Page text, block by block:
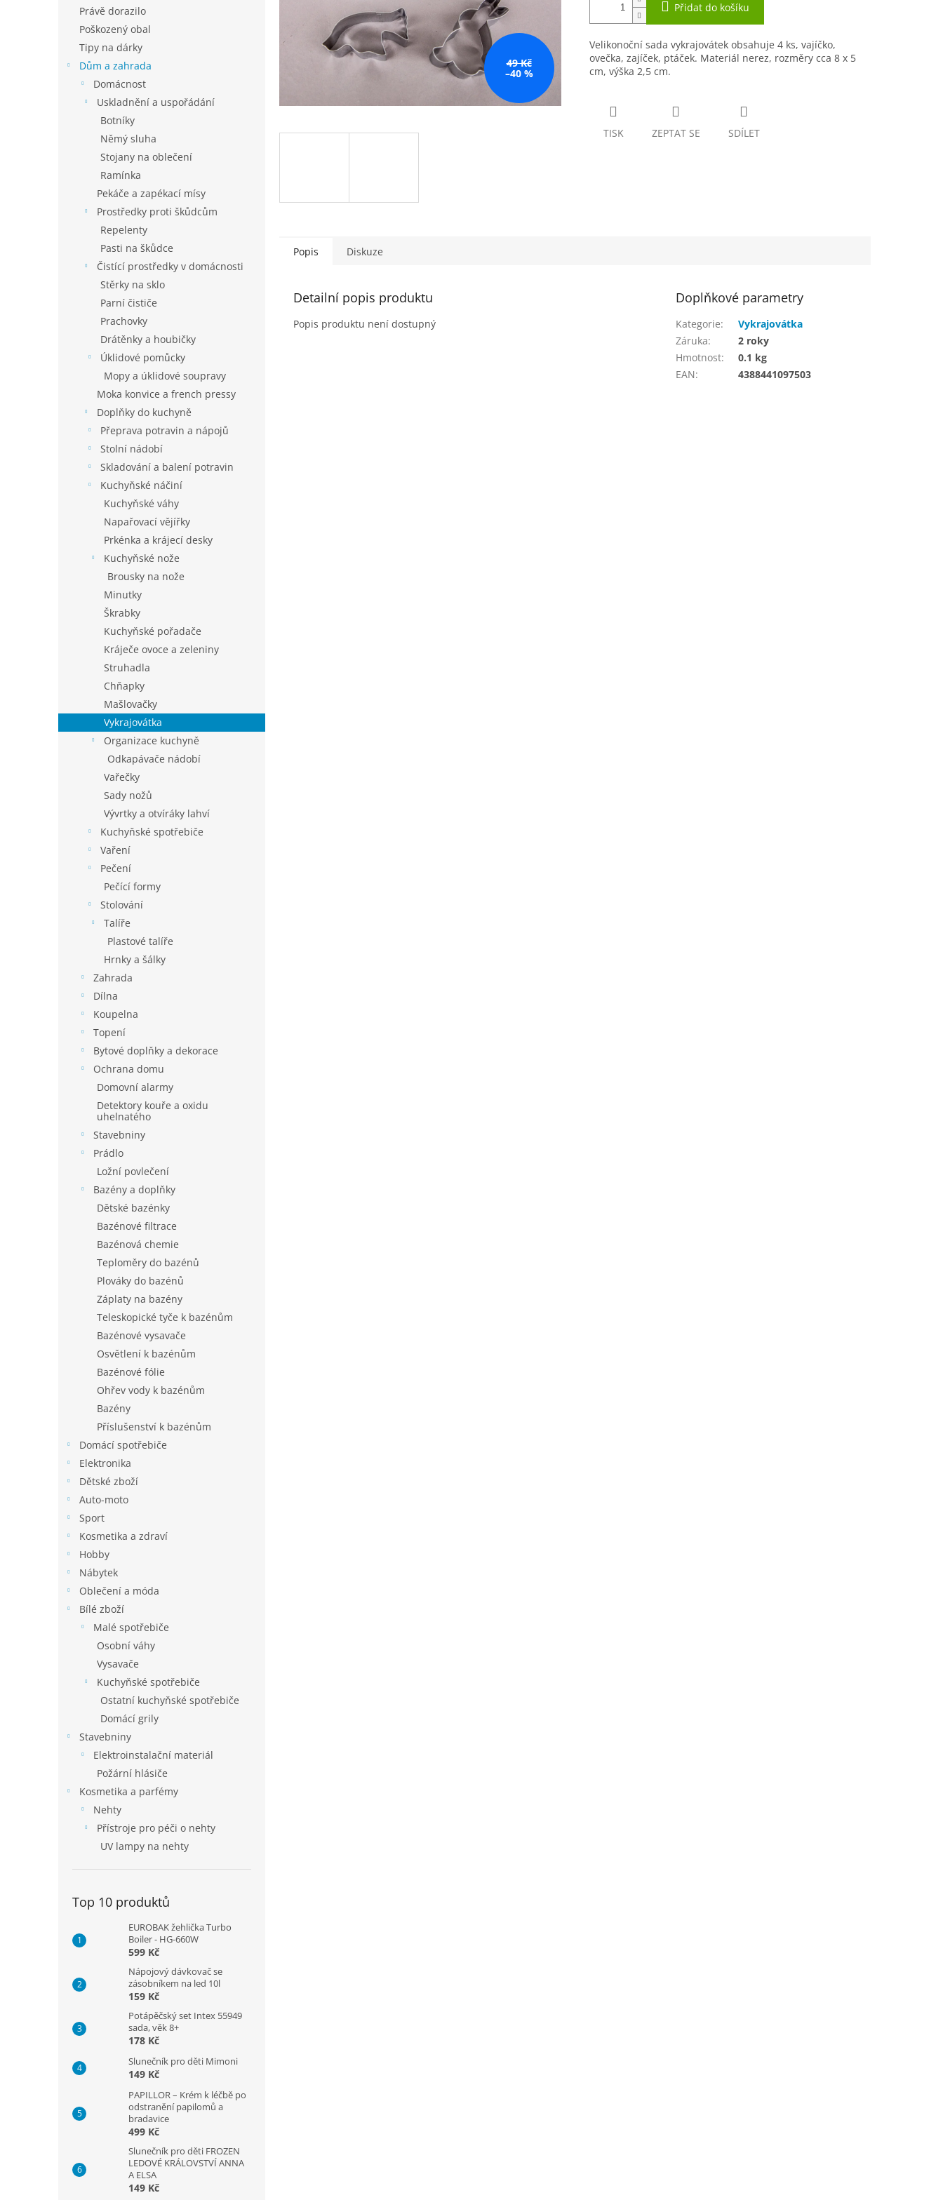
Právě dorazilo
Poškozený obal
Tipy na dárky
Dům a zahrada
Domácnost
Uskladnění a uspořádání
Botníky
Němý sluha
Stojany na oblečení
Ramínka
Pekáče a zapékací mísy
Prostředky proti škůdcům
Repelenty
Pasti na škůdce
Čistící prostředky v domácnosti
Stěrky na sklo
Parní čističe
Prachovky
Drátěnky a houbičky
Úklidové pomůcky
Mopy a úklidové soupravy
Moka konvice a french pressy
Doplňky do kuchyně
Přeprava potravin a nápojů
Stolní nádobí
Skladování a balení potravin
Kuchyňské náčiní
Kuchyňské váhy
Napařovací vějířky
Prkénka a krájecí desky
Kuchyňské nože
Brousky na nože
Minutky
Škrabky
Kuchyňské pořadače
Kráječe ovoce a zeleniny
Struhadla
Chňapky
Mašlovačky
Vykrajovátka
Organizace kuchyně
Odkapávače nádobí
Vařečky
Sady nožů
Vývrtky a otvíráky lahví
Kuchyňské spotřebiče
Vaření
Pečení
Pečící formy
Stolování
Talíře
Plastové talíře
Hrnky a šálky
Zahrada
Dílna
Koupelna
Topení
Bytové doplňky a dekorace
Ochrana domu
Domovní alarmy
Detektory kouře a oxidu
uhelnatého
Stavebniny
Prádlo
Ložní povlečení
Bazény a doplňky
Dětské bazénky
Bazénové filtrace
Bazénová chemie
Teploměry do bazénů
Plováky do bazénů
Záplaty na bazény
Teleskopické tyče k bazénům
Bazénové vysavače
Osvětlení k bazénům
Bazénové fólie
Ohřev vody k bazénům
Bazény
Příslušenství k bazénům
Domácí spotřebiče
Elektronika
Dětské zboží
Auto-moto
Sport
Kosmetika a zdraví
Hobby
Nábytek
Oblečení a móda
Bílé zboží
Malé spotřebiče
Osobní váhy
Vysavače
Kuchyňské spotřebiče
Ostatní kuchyňské spotřebiče
Domácí grily
Stavebniny
Elektroinstalační materiál
Požární hlásiče
Kosmetika a parfémy
Nehty
Přístroje pro péči o nehty
UV lampy na nehty
Top 10 produktů
EUROBAK žehlička Turbo
Boiler - HG-660W
599 Kč
Nápojový dávkovač se
zásobníkem na led 10l
159 Kč
Potápěčský set Intex 55949
sada, věk 8+
178 Kč
Slunečník pro děti Mimoni
149 Kč
PAPILLOR – Krém k léčbě po
odstranění papilomů a
bradavice
499 Kč
Slunečník pro děti FROZEN
LEDOVÉ KRÁLOVSTVÍ ANNA
A ELSA
149 Kč
49 Kč
–40 %
Přidat do košíku
Velikonoční sada vykrajovátek obsahuje 4 ks, vajíčko,
ovečka, zajíček, ptáček. Materiál nerez, rozměry cca 8 x 5
cm, výška 2,5 cm.
TISK ZEPTAT SE SDÍLET
Popis Diskuze
Detailní popis produktu
Popis produktu není dostupný
Doplňkové parametry
Kategorie:
Vykrajovátka
Záruka:
2 roky
Hmotnost:
0.1 kg
EAN: 4388441097503